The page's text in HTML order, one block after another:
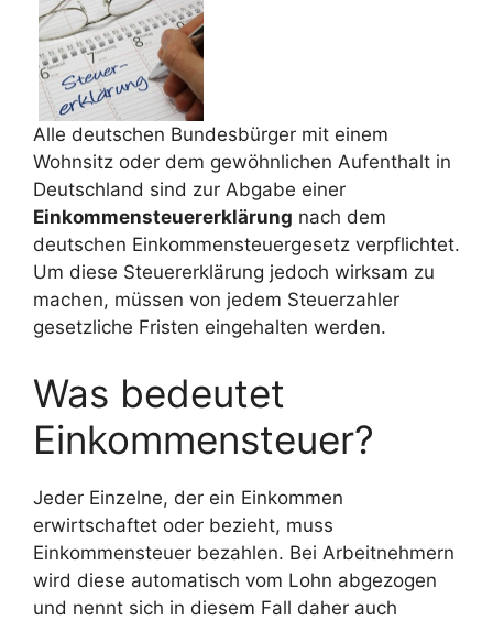
Alle deutschen Bundesbürger mit einem
Wohnsitz oder dem gewöhnlichen Aufenthalt in
Deutschland sind zur Abgabe einer
Einkommensteuererklärung nach dem
deutschen Einkommensteuergesetz verpflichtet.
Um diese Steuererklärung jedoch wirksam zu
machen, müssen von jedem Steuerzahler
gesetzliche Fristen eingehalten werden.
Was bedeutet
Einkommensteuer?
Jeder Einzelne, der ein Einkommen
erwirtschaftet oder bezieht, muss
Einkommensteuer bezahlen. Bei Arbeitnehmern
wird diese automatisch vom Lohn abgezogen
und nennt sich in diesem Fall daher auch